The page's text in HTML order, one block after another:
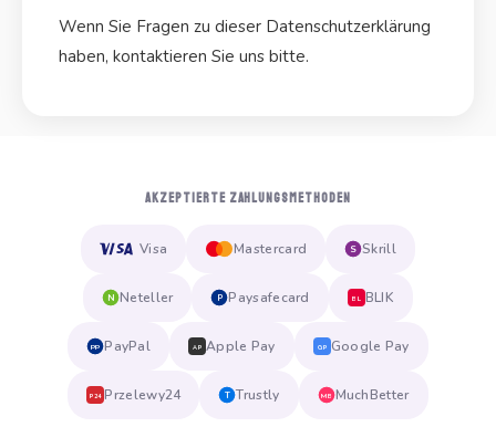
Wenn Sie Fragen zu dieser Datenschutzerklärung
haben, kontaktieren Sie uns bitte.
AKZEPTIERTE ZAHLUNGSMETHODEN
Visa Mastercard S Skrill
N Neteller P Paysafecard BL BLIK
PP PayPal AP Apple Pay GP Google Pay
P24 Przelewy24 T Trustly MB MuchBetter